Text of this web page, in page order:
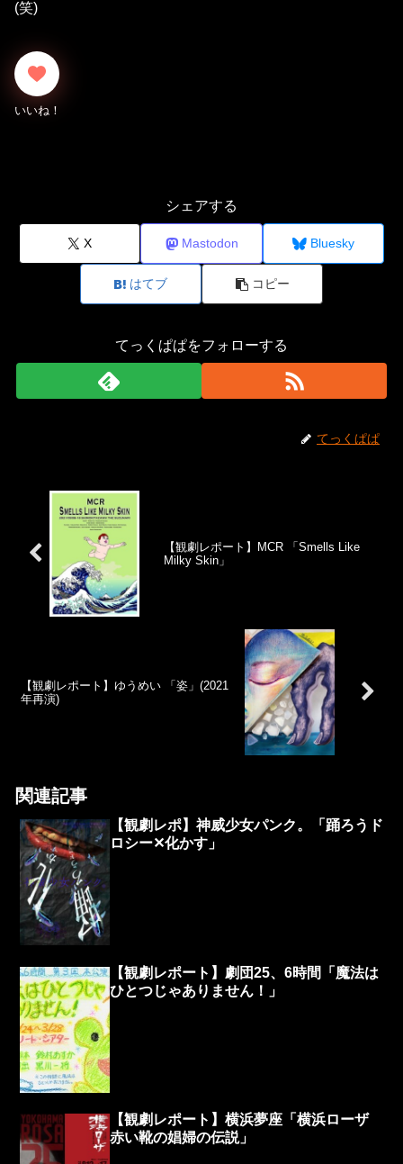
(笑)
シェアする
X Mastodon Bluesky
はてブ コピー
てっくぱぱをフォローする
てっくぱぱ
【観劇レポート】MCR 「Smells Like
Milky Skin」
【観劇レポート】ゆうめい 「姿」(2021
年再演)
関連記事
【観劇レポ】神威少女パンク。「踊ろうド
ロシー✕化かす」
【観劇レポート】劇団25、6時間「魔法は
ひとつじゃありません！」
【観劇レポート】横浜夢座「横浜ローザ
赤い靴の娼婦の伝説」